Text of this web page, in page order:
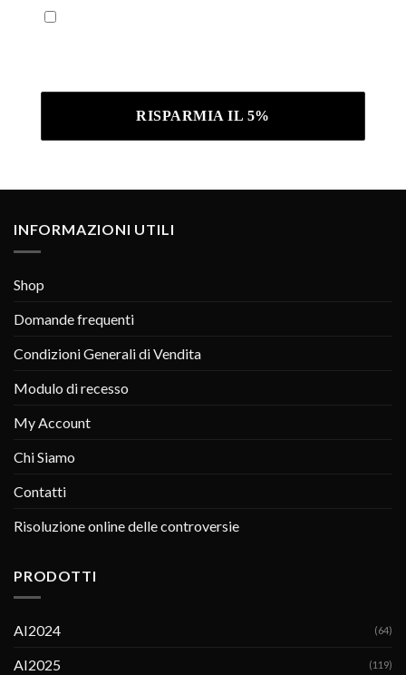
INFORMAZIONI UTILI
Shop
Domande frequenti
Condizioni Generali di Vendita
Modulo di recesso
My Account
Chi Siamo
Contatti
Risoluzione online delle controversie
PRODOTTI
AI2024 (64)
AI2025 (119)